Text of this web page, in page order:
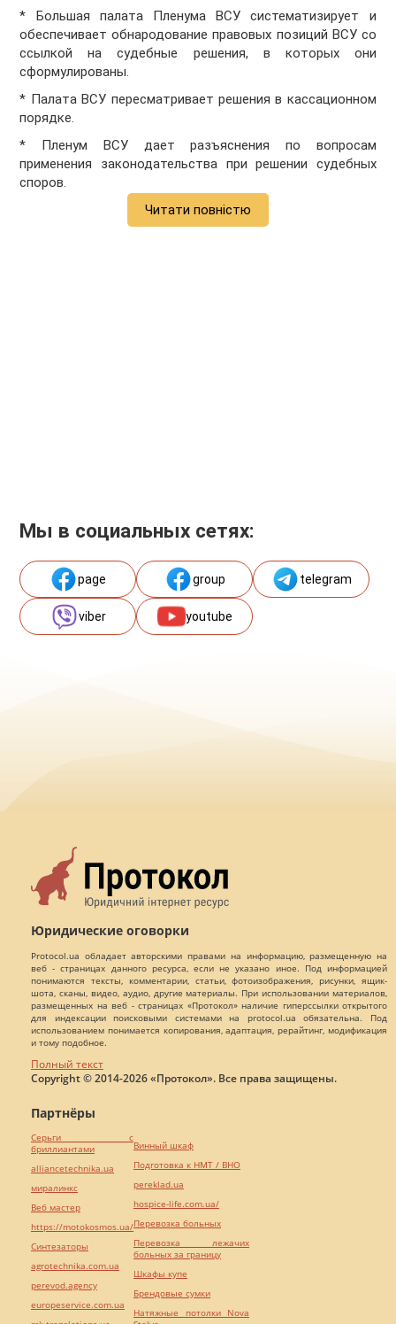
* Большая палата Пленума ВСУ систематизирует и
обеспечивает обнародование правовых позиций ВСУ со
ссылкой на судебные решения, в которых они
сформулированы.
* Палата ВСУ пересматривает решения в кассационном
порядке.
* Пленум ВСУ дает разъяснения по вопросам
применения законодательства при решении судебных
споров.
Читати повністю
Мы в социальных сетях:
page group telegram
viber youtube
Юридические оговорки
Protocol.ua обладает авторскими правами на информацию, размещенную на
веб - страницах данного ресурса, если не указано иное. Под информацией
понимаются тексты, комментарии, статьи, фотоизображения, рисунки, ящик-
шота, сканы, видео, аудио, другие материалы. При использовании материалов,
размещенных на веб - страницах «Протокол» наличие гиперссылки открытого
для индексации поисковыми системами на protocol.ua обязательна. Под
использованием понимается копирования, адаптация, рерайтинг, модификация
и тому подобное.
Полный текст
Copyright © 2014-2026 «Протокол». Все права защищены.
Партнёры
Серьги с
бриллиантами
alliancetechnika.ua
миралинкс
Веб мастер
https://motokosmos.ua/
Синтезаторы
agrotechnika.com.ua
perevod.agency
europeservice.com.ua
Винный шкаф
Подготовка к НМТ / ВНО
pereklad.ua
hospice-life.com.ua/
Перевозка больных
Перевозка лежачих
больных за границу
Шкафы купе
Брендовые сумки
Натяжные потолки Nova